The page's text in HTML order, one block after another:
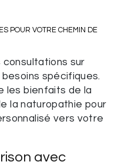
POUR VOTRE CHEMIN DE
sur
spécifiques.
les bienfaits de la
la naturopathie pour
vers votre
avec